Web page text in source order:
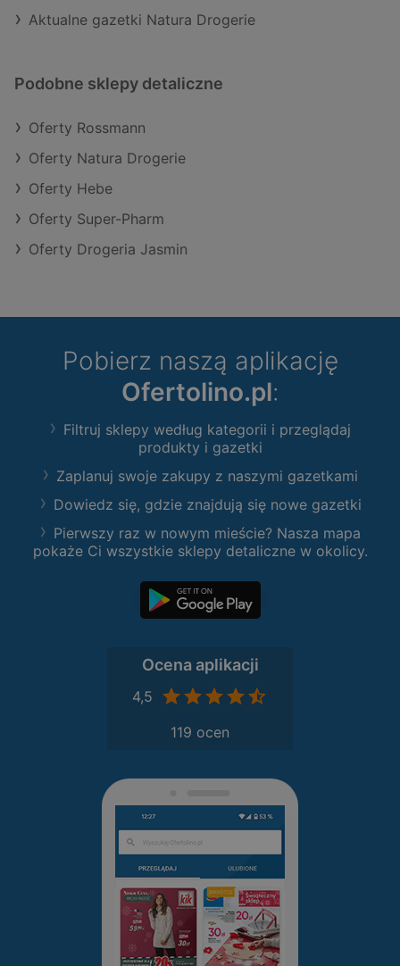
Aktualne gazetki Natura Drogerie
Podobne sklepy detaliczne
Oferty Rossmann
Oferty Natura Drogerie
Oferty Hebe
Oferty Super-Pharm
Oferty Drogeria Jasmin
Pobierz naszą aplikację
Ofertolino.pl:
Filtruj sklepy według kategorii i przeglądaj
produkty i gazetki
Zaplanuj swoje zakupy z naszymi gazetkami
Dowiedz się, gdzie znajdują się nowe gazetki
Pierwszy raz w nowym mieście? Nasza mapa
pokaże Ci wszystkie sklepy detaliczne w okolicy.
Ocena aplikacji
4,5
119 ocen